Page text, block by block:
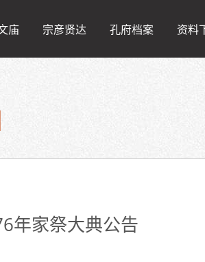
庙 宗彦贤达 孔府档案 资料
年家祭大典公告